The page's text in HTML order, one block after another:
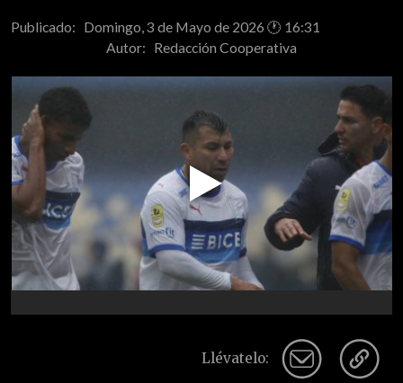
Publicado: Domingo, 3 de Mayo de 2026 🕐 16:31
Autor: Redacción Cooperativa
Play
Video
Llévatelo: